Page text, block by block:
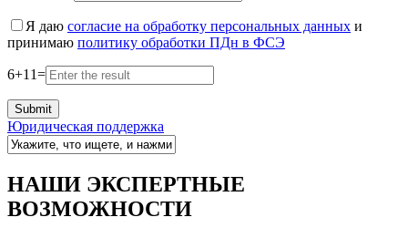
Я даю согласие на обработку персональных данных и
принимаю политику обработки ПДн в ФСЭ
6+11=
Юридическая поддержка
НАШИ ЭКСПЕРТНЫЕ
ВОЗМОЖНОСТИ